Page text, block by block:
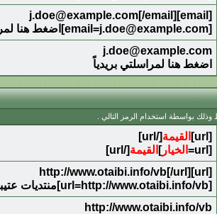
[email]j.doe@example.com[/email]
[email=j.doe@example.com]اضغط هنا لمراسلتي بريدياً[/email]
j.doe@example.com
اضغط هنا لمراسلتي بريدياً
بواسطة استخدام الرمز التالي .
[url] القيمة[/url]
[url=
الخيار] القيمة[/url]
[url]http://www.otaibi.info/vb[/url]
[url=http://www.otaibi.info/vb]منتديات عتيبه[/url]
http://www.otaibi.info/vb